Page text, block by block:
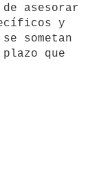
asesorar
y
sometan
que